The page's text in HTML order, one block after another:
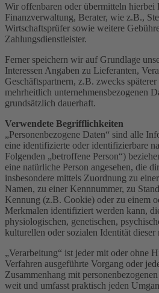
Wir offenbaren oder übermitteln hierbei
Finanzverwaltung, Berater, wie z.B.,
Wirtschaftsprüfer sowie weitere
Zahlungsdienstleister.
Ferner speichern wir auf Grundlage
Interessen Angaben zu Lieferanten,
Geschäftspartnern, z.B. zwecks
mehrheitlich unternehmensbezogenen
grundsätzlich dauerhaft.
Verwendete Begrifflichkeiten
„Personenbezogene Daten“ sind alle
eine identifizierte oder identifizierbare
Folgenden „betroffene Person“)
eine natürliche Person angesehen, die
insbesondere mittels Zuordnung zu
Namen, zu einer Kennnummer, zu
Kennung (z.B. Cookie) oder zu einem
Merkmalen identifiziert werden kann,
physiologischen, genetischen,
kulturellen oder sozialen Identität dieser
„Verarbeitung“ ist jeder mit oder ohne
Verfahren ausgeführte Vorgang oder
Zusammenhang mit
weit und umfasst praktisch jeden